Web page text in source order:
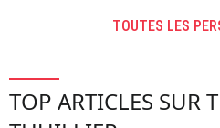
TOUTES LES
TOP ARTICLES SUR